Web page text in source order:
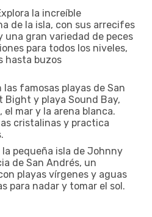
la increíble
de la isla, con sus arrecifes
una gran variedad de peces
para todos los niveles,
hasta buzos
las famosas playas de San
Bight y playa Sound Bay,
mar y la arena blanca.
cristalinas y practica
la pequeña isla de Johnny
de San Andrés, un
playas vírgenes y aguas
para nadar y tomar el sol.